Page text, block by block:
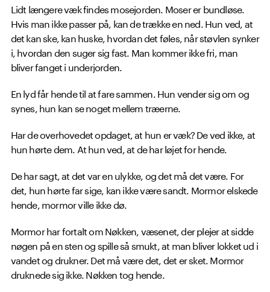
Lidt længere væk findes mosejorden. Moser er bundløse.
Hvis man ikke passer på, kan de trække en ned. Hun ved, at
det kan ske, kan huske, hvordan det føles, når støvlen synker
i, hvordan den suger sig fast. Man kommer ikke fri, man
bliver fanget i underjorden.
En lyd får hende til at fare sammen. Hun vender sig om og
synes, hun kan se noget mellem træerne.
Har de overhovedet opdaget, at hun er væk? De ved ikke, at
hun hørte dem. At hun ved, at de har løjet for hende.
De har sagt, at det var en ulykke, og det må det være. For
det, hun hørte far sige, kan ikke være sandt. Mormor elskede
hende, mormor ville ikke dø.
Mormor har fortalt om Nøkken, væsenet, der plejer at sidde
nøgen på en sten og spille så smukt, at man bliver lokket ud i
vandet og drukner. Det må være det, det er sket. Mormor
druknede sig ikke. Nøkken tog hende.